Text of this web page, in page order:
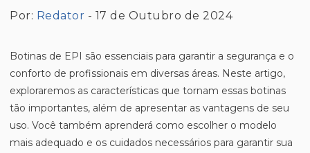
Por: Redator - 17 de Outubro de 2024
Botinas de EPI são essenciais para garantir a segurança e o
conforto de profissionais em diversas áreas. Neste artigo,
exploraremos as características que tornam essas botinas
tão importantes, além de apresentar as vantagens de seu
uso. Você também aprenderá como escolher o modelo
mais adequado e os cuidados necessários para garantir sua